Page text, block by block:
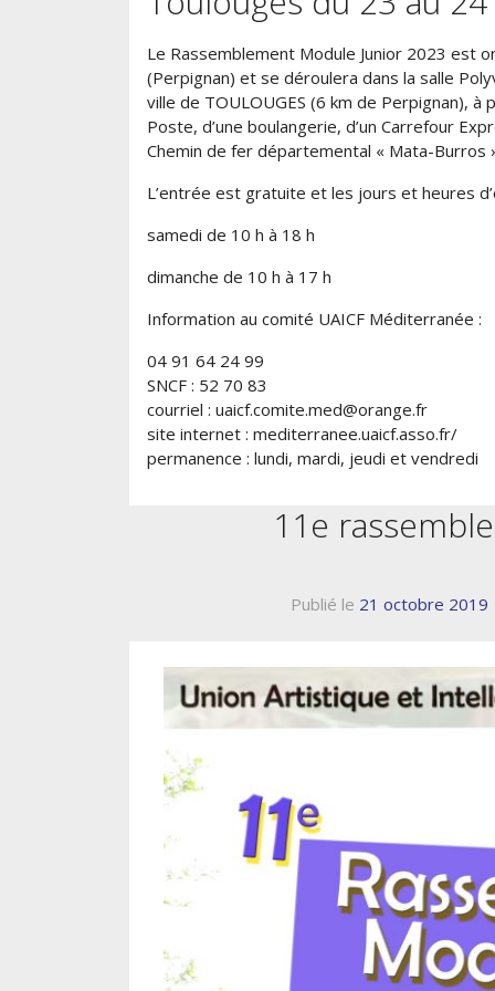
Le Rassemblement Module Junior 2023 est
(Perpignan) et se déroulera dans la salle
ville de TOULOUGES (6 km de Perpignan),
Poste, d’une boulangerie, d’un Carrefour
Chemin de fer départemental « Mata-Burros
L’entrée est gratuite et les jours et heures
samedi de 10 h à 18 h
dimanche de 10 h à 17 h
Information au comité UAICF Méditerranée :
04 91 64 24 99
SNCF : 52 70 83
courriel : uaicf.comite.med@orange.fr
site internet : mediterranee.uaicf.asso.fr/
permanence : lundi, mardi, jeudi et vendredi
11e
Publié le 21 octobre 2019